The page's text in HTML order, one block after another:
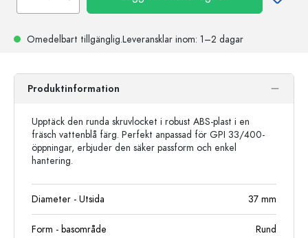
Omedelbart tillgänglig.Leveransklar inom: 1–2 dagar
Produktinformation
Upptäck den runda skruvlocket i robust ABS-plast i en
fräsch vattenblå färg. Perfekt anpassad för GPI 33/400-
öppningar, erbjuder den säker passform och enkel
hantering.
Diameter - Utsida 37 mm
Form - basområde Rund